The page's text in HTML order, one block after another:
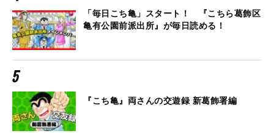
「毎日こち亀」スタート！ 『こちら葛飾区
亀有公園前派出所』が毎日読める！
『こち亀』両さんの交遊録 新葛飾署編